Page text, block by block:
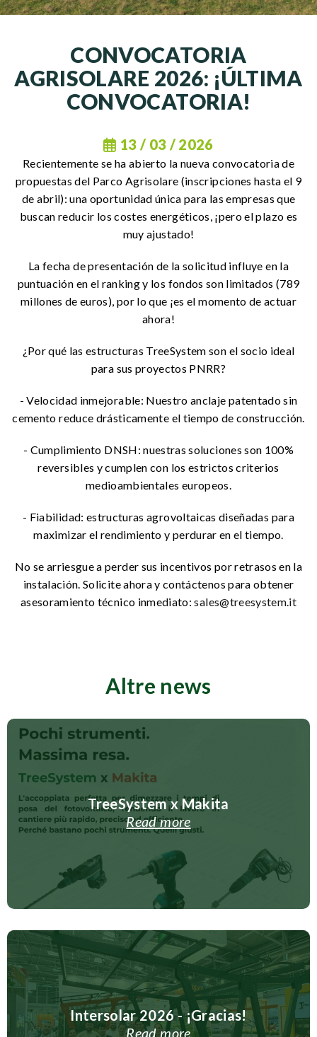
CONVOCATORIA
AGRISOLARE 2026: ¡ÚLTIMA
CONVOCATORIA!
13 / 03 / 2026
Recientemente se ha abierto la nueva convocatoria de
propuestas del Parco Agrisolare (inscripciones hasta el 9
de abril): una oportunidad única para las empresas que
buscan reducir los costes energéticos, ¡pero el plazo es
muy ajustado!
La fecha de presentación de la solicitud influye en la
puntuación en el ranking y los fondos son limitados (789
millones de euros), por lo que ¡es el momento de actuar
ahora!
¿Por qué las estructuras TreeSystem son el socio ideal
para sus proyectos PNRR?
- Velocidad inmejorable: Nuestro anclaje patentado sin
cemento reduce drásticamente el tiempo de construcción.
- Cumplimiento DNSH: nuestras soluciones son 100%
reversibles y cumplen con los estrictos criterios
medioambientales europeos.
- Fiabilidad: estructuras agrovoltaicas diseñadas para
maximizar el rendimiento y perdurar en el tiempo.
No se arriesgue a perder sus incentivos por retrasos en la
instalación. Solicite ahora y contáctenos para obtener
asesoramiento técnico inmediato:sales@treesystem.it
Altre news
TreeSystem x Makita
Read more
Intersolar 2026 - ¡Gracias!
Read more